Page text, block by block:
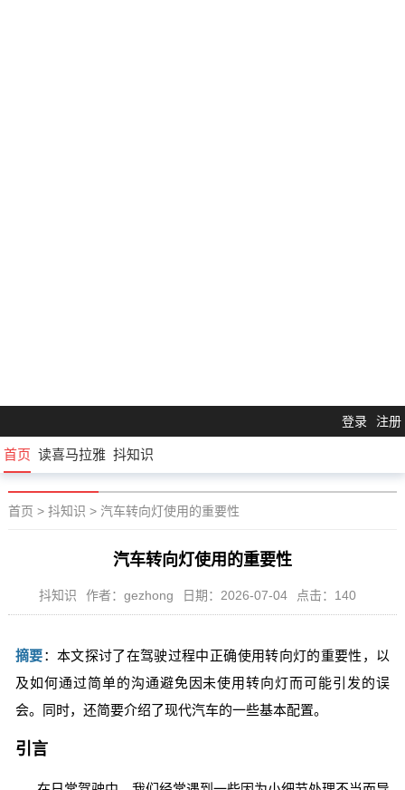
登录 注册
首页 读喜马拉雅 抖知识
首页 > 抖知识 > 汽车转向灯使用的重要性
汽车转向灯使用的重要性
抖知识 作者：gezhong 日期：2026-07-04 点击：140
摘要：本文探讨了在驾驶过程中正确使用转向灯的重要性，以
及如何通过简单的沟通避免因未使用转向灯而可能引发的误
会。同时，还简要介绍了现代汽车的一些基本配置。
引言